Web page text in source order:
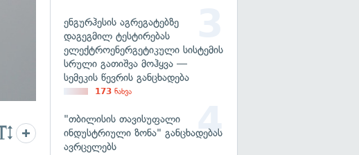
ენგურჰესის აგრეგატებზე
დაგეგმილ ტესტირებას
ელექტროენერგეტიკული სისტემის
სრული გათიშვა მოჰყვა —
სემეკის წევრის განცხადება
173 ნახვა
"თბილისის თავისუფალი
ინდუსტრიული ზონა" განცხადებას
ავრცელებს